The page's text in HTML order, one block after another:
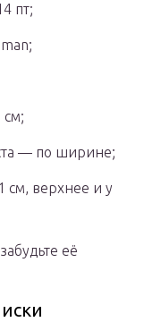
пт;
см;
— по ширине;
см, верхнее и у
её